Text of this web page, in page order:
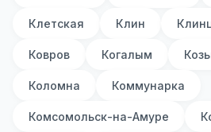
Клетская Клин
Ковров Когалым
Коломна Коммунарка
Комсомольск-на-Амуре